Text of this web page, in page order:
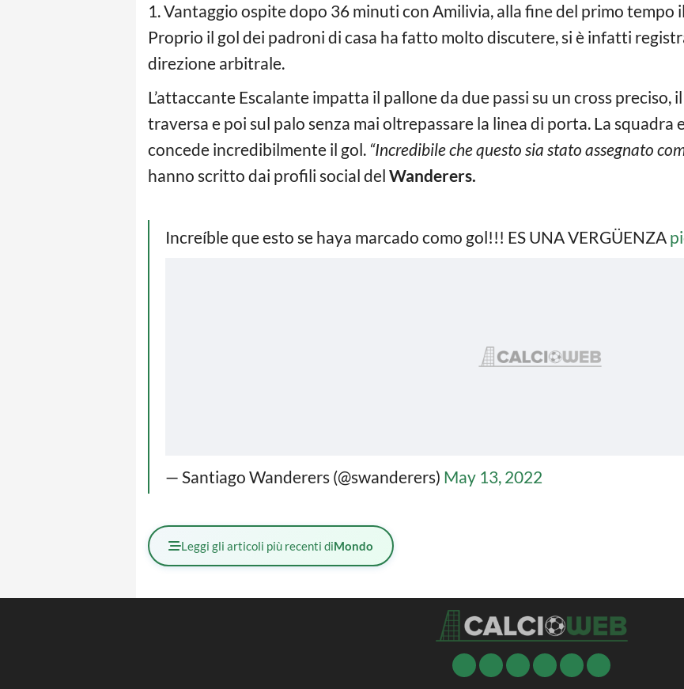
1. Vantaggio ospite dopo 36 minuti con Amilivia, alla fine del primo tempo
Proprio il gol dei padroni di casa ha fatto molto discutere, si è infatti
direzione arbitrale.
L’attaccante Escalante impatta il pallone da due passi su un cross preciso,
traversa e poi sul palo senza mai oltrepassare la linea di porta. La squadra
concede incredibilmente il gol. “Incredibile che questo sia stato assegnato
hanno scritto dai profili social del Wanderers.
Increíble que esto se haya marcado como gol!!! ES UNA VERGÜENZA
— Santiago Wanderers (@swanderers) May 13, 2022
Leggi gli articoli più recenti diMondo